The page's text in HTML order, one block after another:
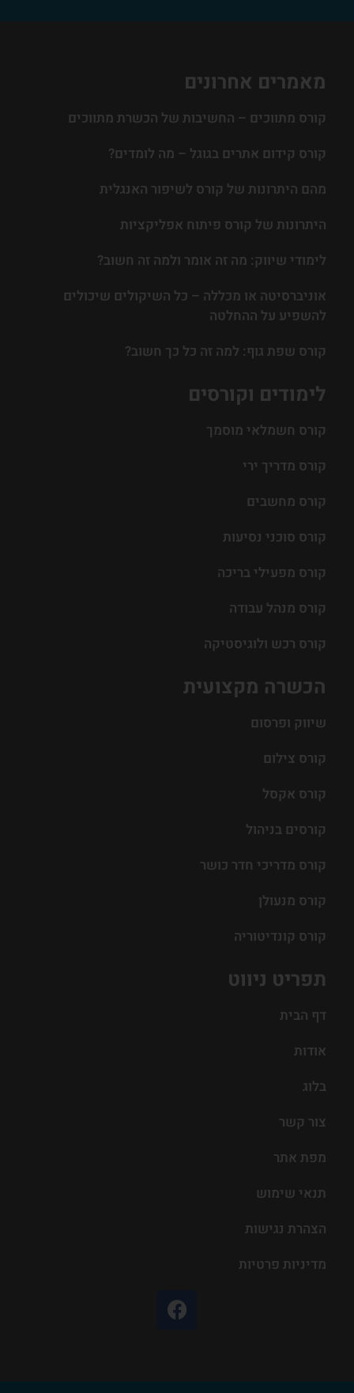
תפריט ניווט
דף הבית
אודות
בלוג
צור קשר
מפת אתר
תנאי שימוש
הצהרת נגישות
מדיניות פרטיות
הכשרה מקצועית
שיווק ופרסום
קורס צילום
קורס אקסל
קורסים בניהול
קורס מדריכי חדר כושר
קורס מנעולן
קורס קונדיטוריה
לימודים וקורסים
קורס חשמלאי מוסמך
קורס מדריך ירי
קורס מחשבים
קורס סוכני נסיעות
קורס מפעילי בריכה
קורס מנהל עבודה
קורס רכש ולוגיסטיקה
מאמרים אחרונים
קורס מתווכים – החשיבות של הכשרת מתווכים
קורס קידום אתרים בגוגל – מה לומדים?
מהם היתרונות של קורס לשיפור האנגלית
היתרונות של קורס פיתוח אפליקציות
לימודי שיווק: מה זה אומר ולמה זה חשוב?
אוניברסיטה או מכללה – כל השיקולים שיכולים
להשפיע על ההחלטה
קורס שפת גוף: למה זה כל כך חשוב?